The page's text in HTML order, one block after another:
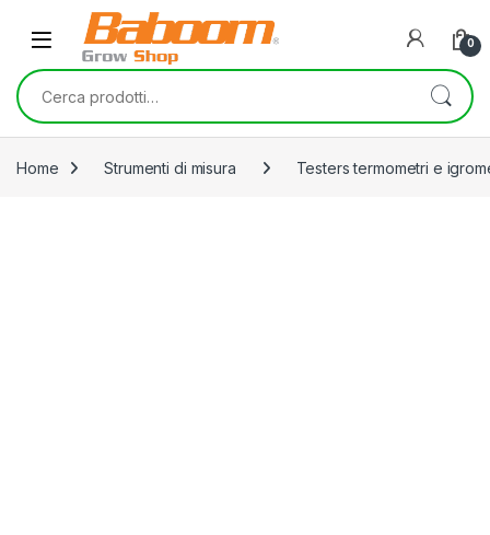
Skip to navigation
Skip to content
0
Cerca:
Home Strumenti di misura Testers termometri e